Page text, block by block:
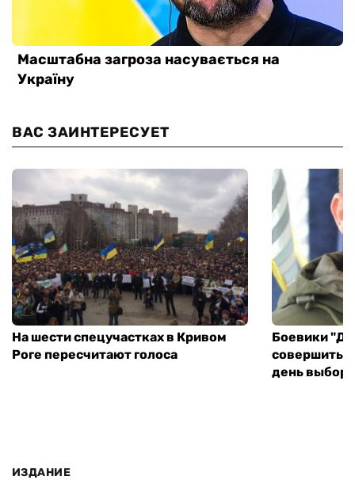
ВАС ЗАИНТЕРЕСУЕТ
На шести спецучастках в Кривом
Роге пересчитают голоса
Боевики
совершить
день
ИЗДАНИЕ